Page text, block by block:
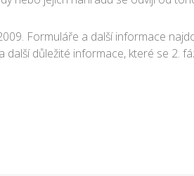
Formuláře a další informace
důležité informace, které se 2.